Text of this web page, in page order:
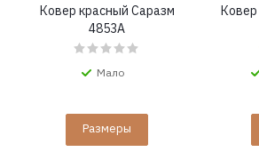
Ковер красный Саразм
4853A
Мало
Размеры